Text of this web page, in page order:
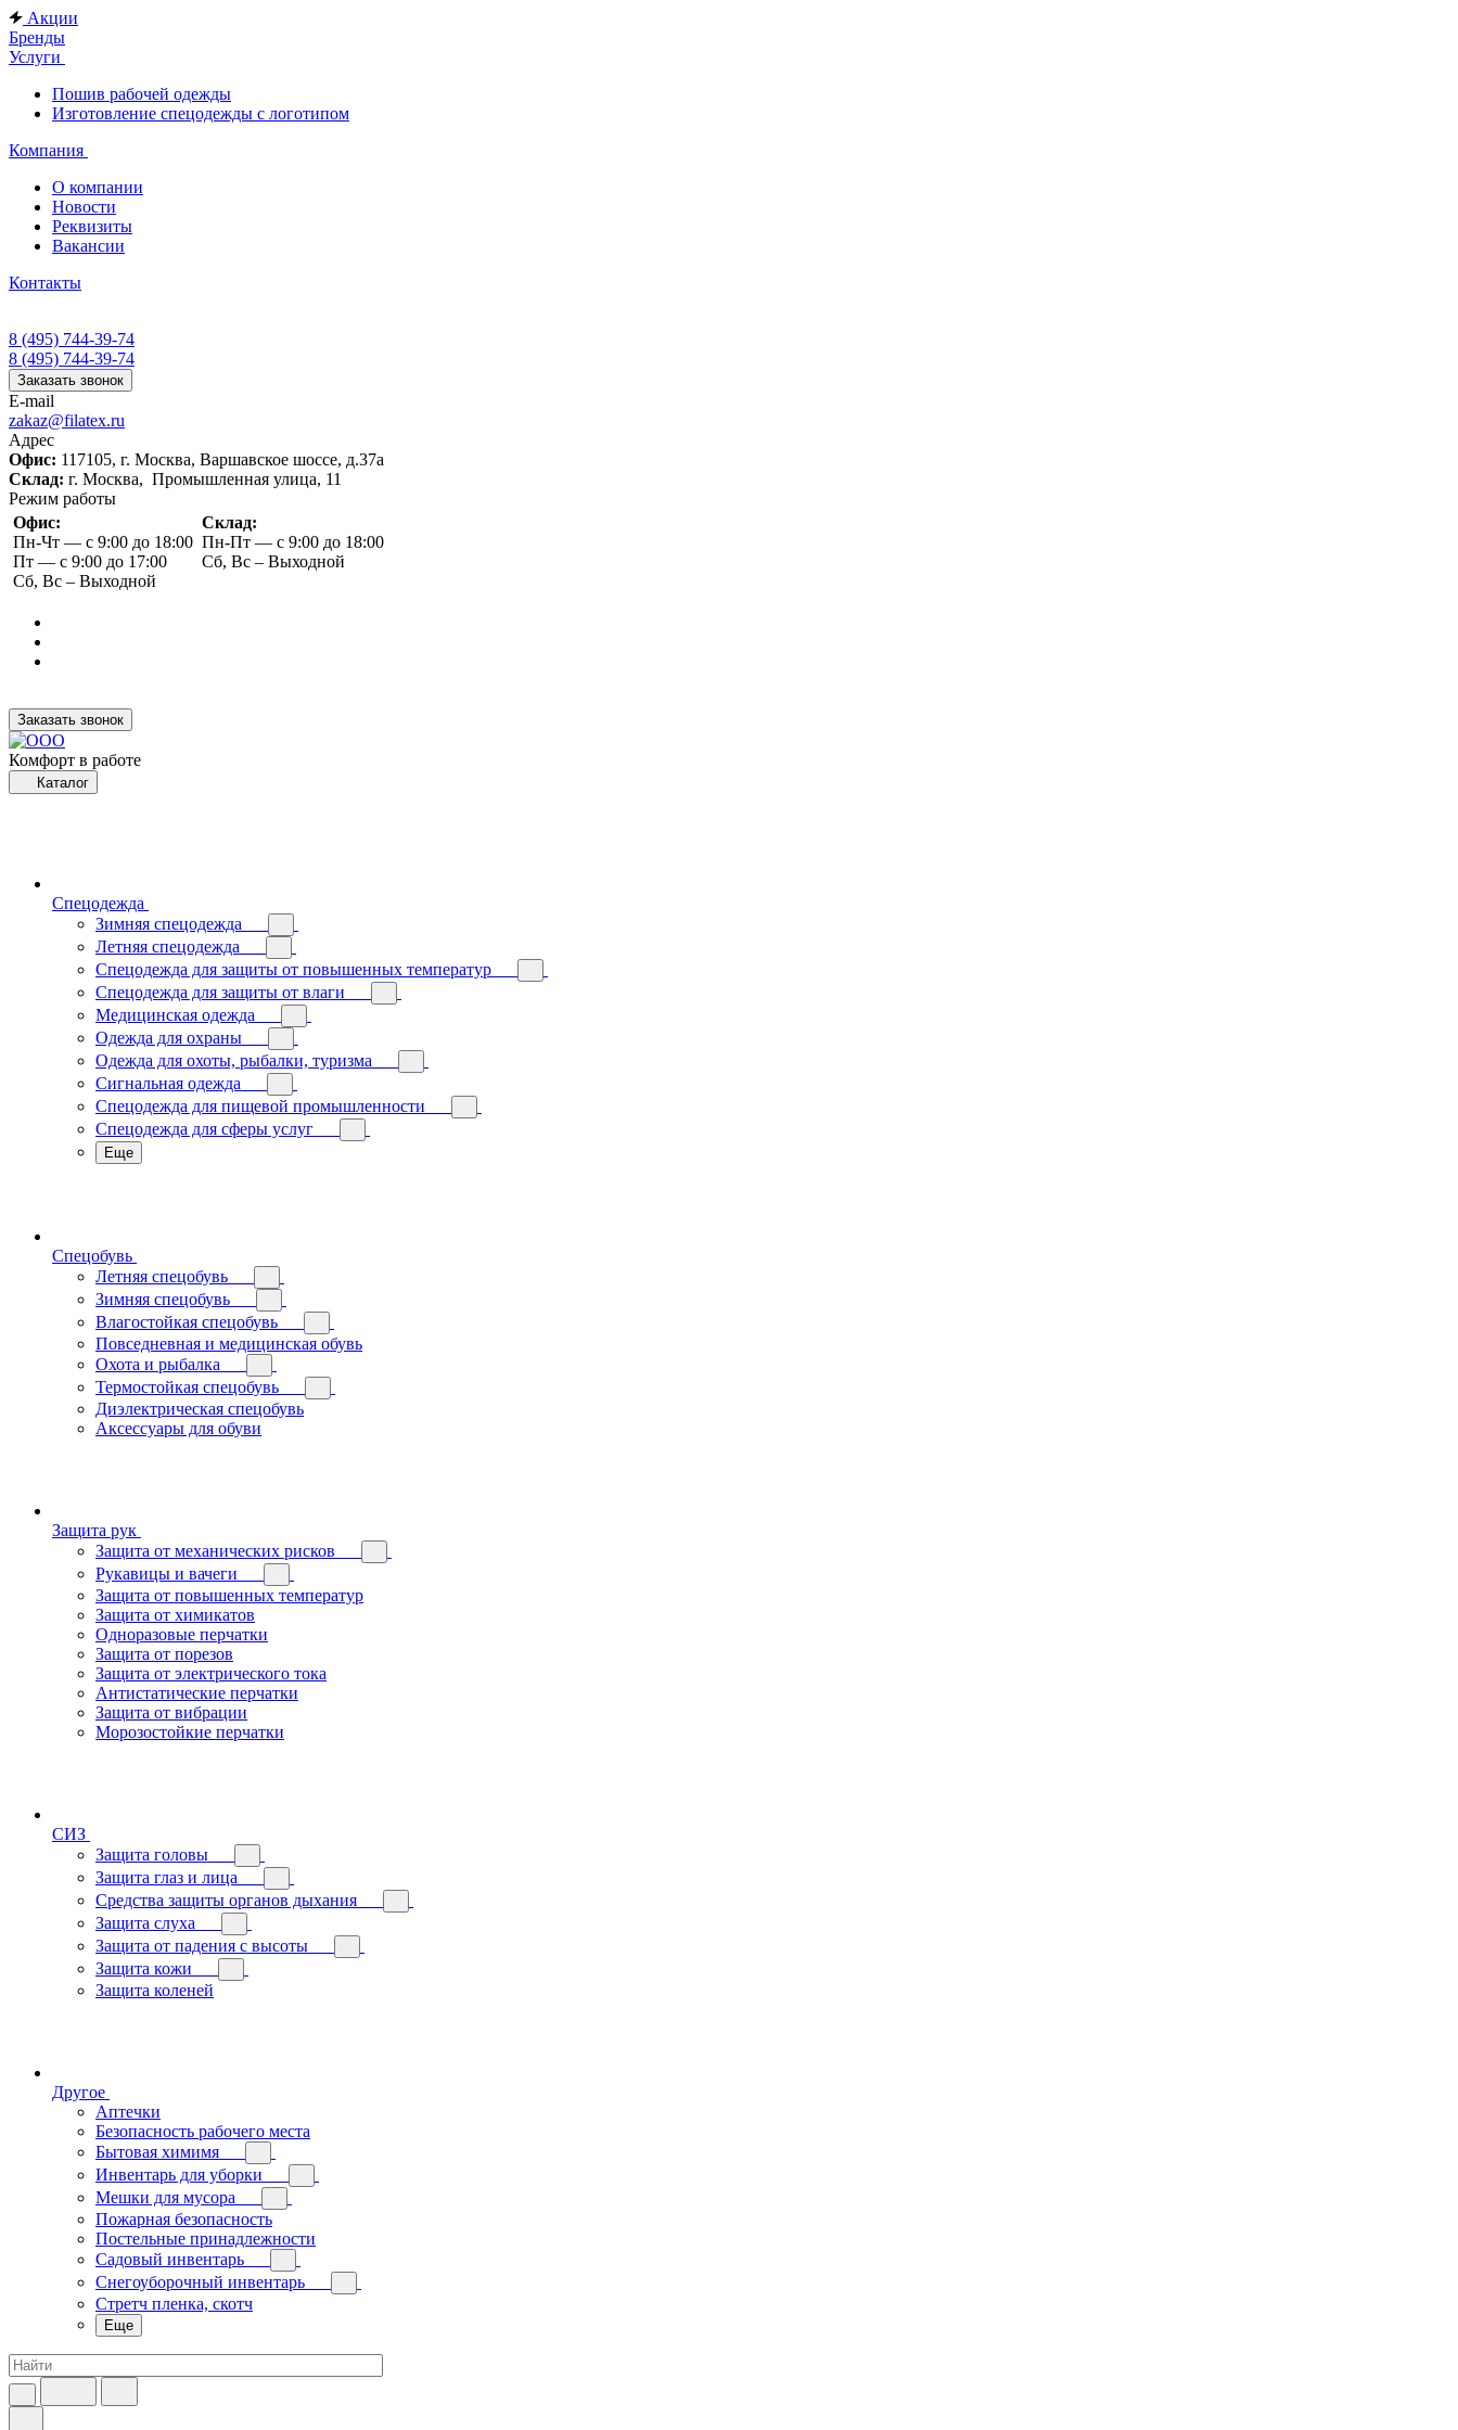
Акции
Бренды
Услуги
Пошив рабочей одежды
Изготовление спецодежды с логотипом
Компания
О компании
Новости
Реквизиты
Вакансии
Контакты
8 (495) 744-39-74
8 (495) 744-39-74
Заказать звонок
E-mail
zakaz@filatex.ru
Адрес
Офис: 117105, г. Москва, Варшавское шоссе, д.37а
Склад: г. Москва, Промышленная улица, 11
Режим работы
Офис:
Пн-Чт — с 9:00 до 18:00
Пт — с 9:00 до 17:00
Сб, Вс – Выходной
Склад:
Пн-Пт — с 9:00 до 18:00
Сб, Вс – Выходной
Заказать звонок
Комфорт в работе
Каталог
Спецодежда
Зимняя спецодежда
Летняя спецодежда
Спецодежда для защиты от повышенных температур
Спецодежда для защиты от влаги
Медицинская одежда
Одежда для охраны
Одежда для охоты, рыбалки, туризма
Сигнальная одежда
Спецодежда для пищевой промышленности
Спецодежда для сферы услуг
Еще
Спецобувь
Летняя спецобувь
Зимняя спецобувь
Влагостойкая спецобувь
Повседневная и медицинская обувь
Охота и рыбалка
Термостойкая спецобувь
Диэлектрическая спецобувь
Аксессуары для обуви
Защита рук
Защита от механических рисков
Рукавицы и вачеги
Защита от повышенных температур
Защита от химикатов
Одноразовые перчатки
Защита от порезов
Защита от электрического тока
Антистатические перчатки
Защита от вибрации
Морозостойкие перчатки
СИЗ
Защита головы
Защита глаз и лица
Средства защиты органов дыхания
Защита слуха
Защита от падения с высоты
Защита кожи
Защита коленей
Другое
Аптечки
Безопасность рабочего места
Бытовая химимя
Инвентарь для уборки
Мешки для мусора
Пожарная безопасность
Постельные принадлежности
Садовый инвентарь
Снегоуборочный инвентарь
Стретч пленка, скотч
Еще